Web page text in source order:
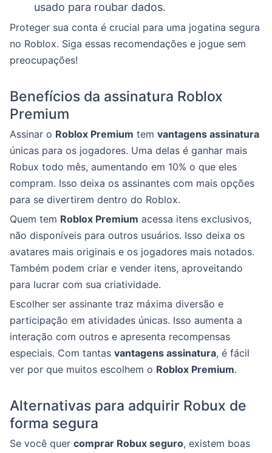
usado para roubar dados.
Proteger sua conta é crucial para uma jogatina segura
no Roblox. Siga essas recomendações e jogue sem
preocupações!
Benefícios da assinatura Roblox
Premium
Assinar o Roblox Premium tem vantagens assinatura
únicas para os jogadores. Uma delas é ganhar mais
Robux todo mês, aumentando em 10% o que eles
compram. Isso deixa os assinantes com mais opções
para se divertirem dentro do Roblox.
Quem tem Roblox Premium acessa itens exclusivos,
não disponíveis para outros usuários. Isso deixa os
avatares mais originais e os jogadores mais notados.
Também podem criar e vender itens, aproveitando
para lucrar com sua criatividade.
Escolher ser assinante traz máxima diversão e
participação em atividades únicas. Isso aumenta a
interação com outros e apresenta recompensas
especiais. Com tantas vantagens assinatura, é fácil
ver por que muitos escolhem o Roblox Premium.
Alternativas para adquirir Robux de
forma segura
Se você quer comprar Robux seguro, existem boas